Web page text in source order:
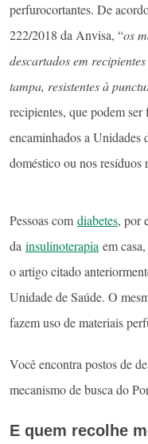
perfurocortantes. De
222/2018 da Anvisa, “os
descartados em
tampa, resistentes à
recipientes, que podem
encaminhados a Unidades
doméstico ou nos resíduos
Pessoas com diabetes, por
da insulinoterapia em
o artigo citado
Unidade de Saúde. O
fazem uso de materiais
Você encontra postos de
mecanismo de busca do
E quem recolhe